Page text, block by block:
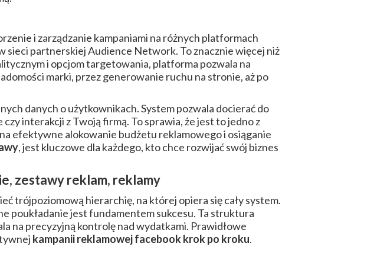
i zarządzanie kampaniami na różnych platformach
partnerskiej Audience Network. To znacznie więcej niż
i opcjom targetowania, platforma pozwala na
marki, przez generowanie ruchu na stronie, aż po
danych o użytkownikach. System pozwala docierać do
interakcji z Twoją firmą. To sprawia, że jest to jedno z
efektywne alokowanie budżetu reklamowego i osiąganie
, jest kluczowe dla każdego, kto chce rozwijać swój biznes
zestawy reklam, reklamy
trójpoziomową hierarchię, na której opiera się cały system.
poukładanie jest fundamentem sukcesu. Ta struktura
na precyzyjną kontrolę nad wydatkami. Prawidłowe
kampanii reklamowej facebook krok po kroku.